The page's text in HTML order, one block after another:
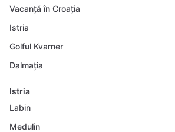
Vacanță în Croația
Istria
Golful Kvarner
Dalmația
Istria
Labin
Medulin